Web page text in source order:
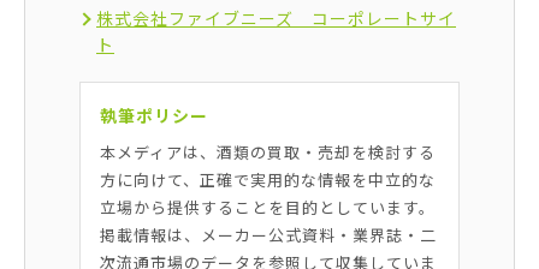
株式会社ファイブニーズ コーポレートサイ
ト
執筆ポリシー
本メディアは、酒類の買取・売却を検討する
方に向けて、正確で実用的な情報を中立的な
立場から提供することを目的としています。
掲載情報は、メーカー公式資料・業界誌・二
次流通市場のデータを参照して収集していま